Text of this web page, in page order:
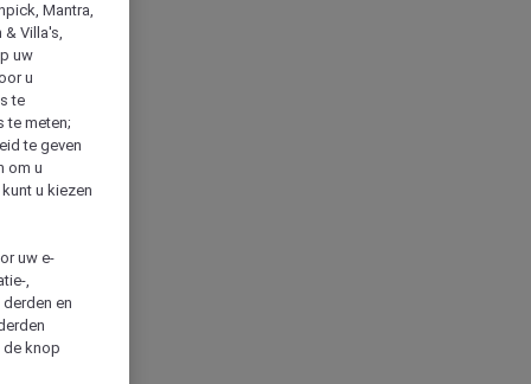
Mantra,
& Villa's,
uw
u
te
te meten;
te geven
om u
u kiezen
uw e-
,
en
de knop